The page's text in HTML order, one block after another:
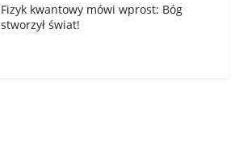
Fizyk kwantowy mówi wprost: Bóg
stworzył świat!